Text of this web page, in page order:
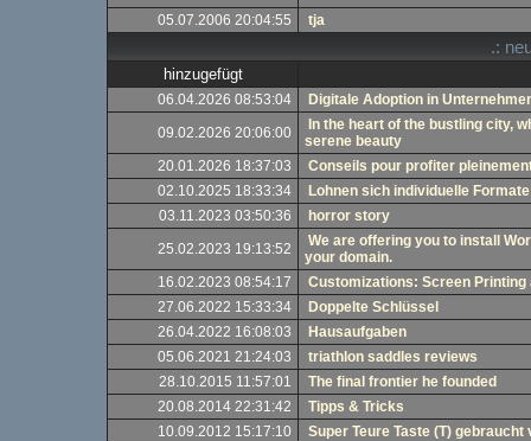
05.07.2006 20:04:55
tja
.:
hinzugefügt
06.04.2026 08:53:04
Digitale Adoption in
09.02.2026 20:06:00
In the heart of the bustling city,
serene beauty
20.01.2026 18:37:03
Conseils pour profiter
02.10.2025 18:33:34
Lohnen sich individuelle
03.11.2023 03:50:36
horror story
25.02.2023 19:13:52
We are offering you to install
your domain.
16.02.2023 08:54:17
Customizations: Screen Printing
27.06.2022 15:33:34
Doppelte Schlüssel
26.04.2022 16:08:03
Hausaufgaben
05.06.2021 21:24:03
triathlon saddles reviews
28.10.2015 11:57:01
The final frontier he founded
20.08.2014 22:31:42
Tipps & Tricks
10.09.2012 15:17:10
Super Teure Taste (T)